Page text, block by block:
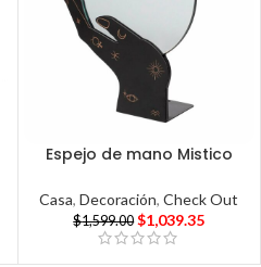
Espejo de mano Mistico
Casa,Decoración,Check Out
$1,599.00 $1,039.35